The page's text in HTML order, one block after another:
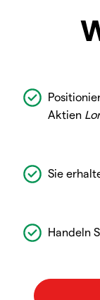
Aktien
Sie
Handeln